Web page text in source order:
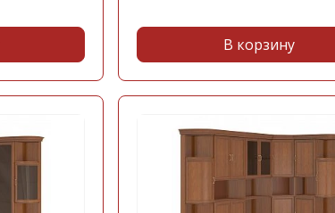
В корзину